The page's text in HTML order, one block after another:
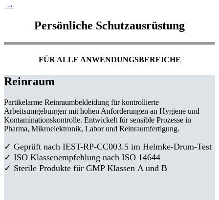
→
Persönliche Schutzausrüstung
FÜR ALLE ANWENDUNGSBEREICHE
Reinraum
Partikelarme Reinraumbekleidung für kontrollierte
Arbeitsumgebungen mit hohen Anforderungen an Hygiene und
Kontaminationskontrolle. Entwickelt für sensible Prozesse in
Pharma, Mikroelektronik, Labor und Reinraumfertigung.
✓ Geprüft nach IEST-RP-CC003.5 im Helmke-Drum-Test
✓ ISO Klassenempfehlung nach ISO 14644
✓ Sterile Produkte für GMP Klassen A und B